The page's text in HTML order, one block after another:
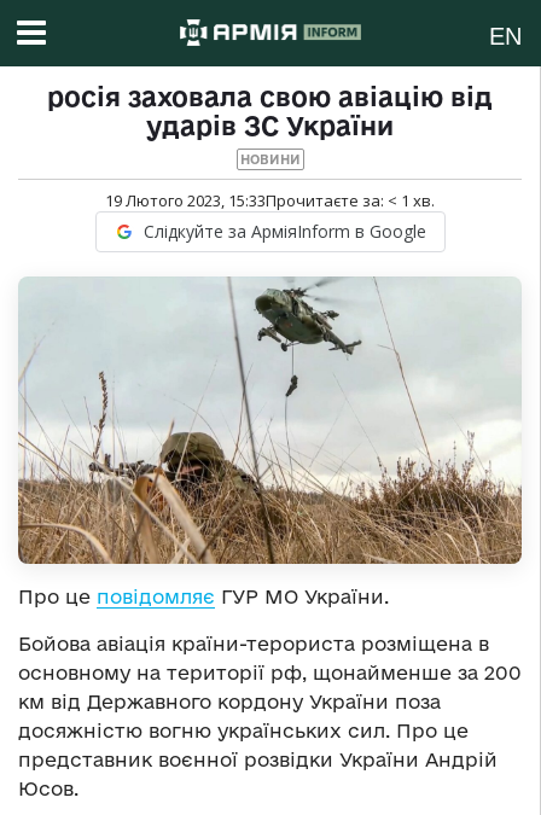
EN
росія заховала свою авіацію від
ударів ЗС України
НОВИНИ
19 Лютого 2023, 15:33Прочитаєте за: < 1 хв.
Слідкуйте за АрміяInform в Google
Про це повідомляє ГУР МО України.
Бойова авіація країни-терориста розміщена в
основному на території рф, щонайменше за 200
км від Державного кордону України поза
досяжністю вогню українських сил. Про це
представник воєнної розвідки України Андрій
Юсов.